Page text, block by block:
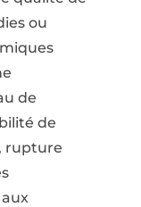
ou
de
de
rupture